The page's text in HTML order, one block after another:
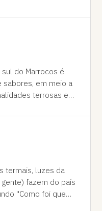
sul do Marrocos é
sabores, em meio a
terrosas e
termais, luzes da
fazem do país
que